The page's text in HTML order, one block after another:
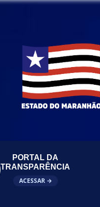
PORTAL DA
TRANSPARÊNCIA
ACESSAR →